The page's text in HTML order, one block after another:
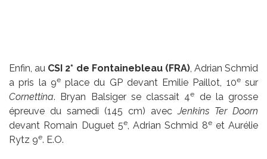
Enfin, au CSI 2* de Fontainebleau (FRA), Adrian Schmid
a pris la 9eplace du GP devant Emilie Paillot, 10esur
Cornettina. Bryan Balsiger se classait 4e
de la grosse
épreuve du samedi (145 cm) avecJenkins Ter Doorn
devant Romain Duguet 5e, Adrian Schmid 8eet Aurélie
Rytz 9e. E.O.